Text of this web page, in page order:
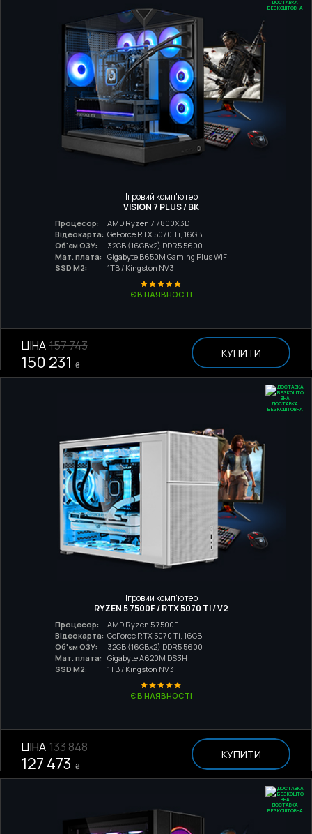
ДОСТАВКА
БЕЗКОШТОВНА
Ігровий комп'ютер
VISION 7 PLUS / BK
Процесор:
AMD Ryzen 7 7800X3D
Відеокарта: GeForce RTX 5070 Ti, 16GB
Об'єм ОЗУ:
32GB (16GBx2) DDR5 5600
Мат. плата:
Gigabyte B650M Gaming Plus WiFi
SSD M2:
1TB / Kingston NV3
Є В НАЯВНОСТІ
ЦІНА 157 743
150 231 ₴
КУПИТИ
ДОСТАВКА
БЕЗКОШТОВНА
Ігровий комп'ютер
RYZEN 5 7500F / RTX 5070 TI / V2
Процесор:
AMD Ryzen 5 7500F
Відеокарта: GeForce RTX 5070 Ti, 16GB
Об'єм ОЗУ:
32GB (16GBx2) DDR5 5600
Мат. плата:
Gigabyte A620M DS3H
SSD M2:
1TB / Kingston NV3
Є В НАЯВНОСТІ
ЦІНА 133 848
127 473 ₴
КУПИТИ
ДОСТАВКА
БЕЗКОШТОВНА